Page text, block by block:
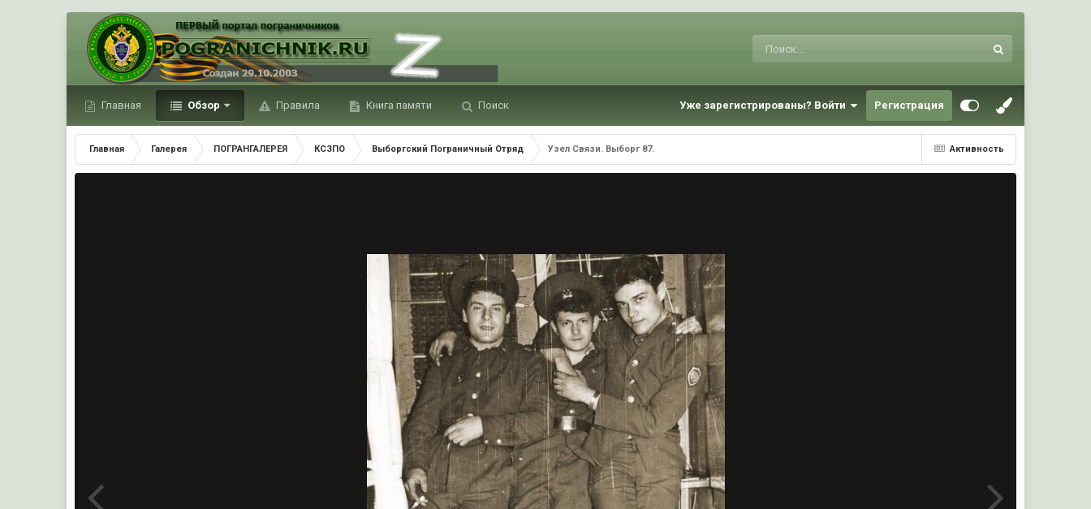
Главная Обзор Правила Книга памяти Поиск Уже зарегистрированы? Войти Регистрация
Активность
Главная Галерея ПОГРАНГАЛЕРЕЯ КСЗПО Выборгский Пограничный Отряд Узел Связи. Выборг 87.